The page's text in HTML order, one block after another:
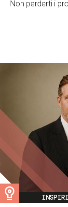
Non perderti i
Image